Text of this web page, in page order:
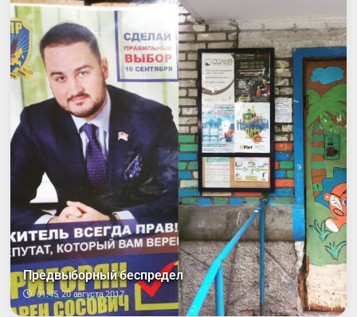
Предвыборный беспредел
01:45, 20 августа 2017